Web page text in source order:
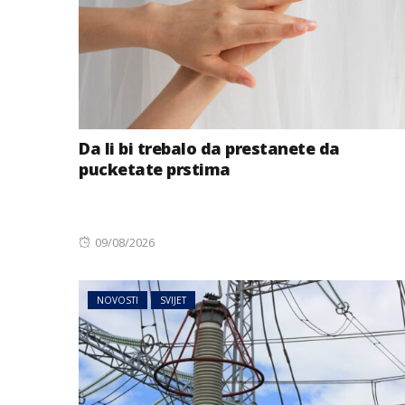
Da li bi trebalo da prestanete da
pucketate prstima
Posted
09/08/2026
NOVOSTI SVIJET